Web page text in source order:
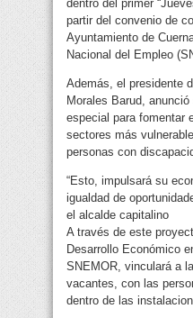
dentro del primer
partir del convenio de
Ayuntamiento de
Nacional del Empleo
Además, el presidente
Morales Barud,
especial para fomentar
sectores más
personas con
“Esto, impulsará su
igualdad de
el alcalde capitalino
A través de este
Desarrollo Económico
SNEMOR, vinculará a
vacantes, con las
dentro de las